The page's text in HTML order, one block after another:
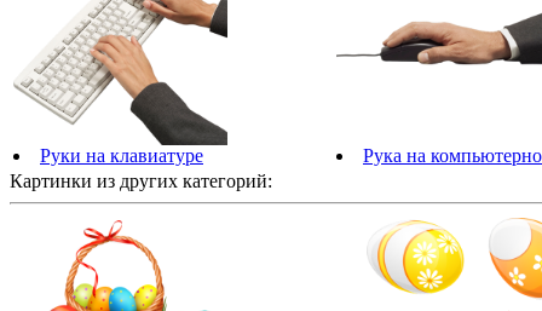
Руки на клавиатуре
Рука на
Картинки из других категорий: